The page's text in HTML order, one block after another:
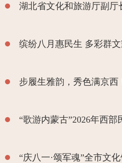
湖北省文化和旅游厅副
缤纷八月惠民生 多彩群
步履生雅韵，秀色满京
“歌游内蒙古”2026年西部
“庆八一·颂军魂”全市文